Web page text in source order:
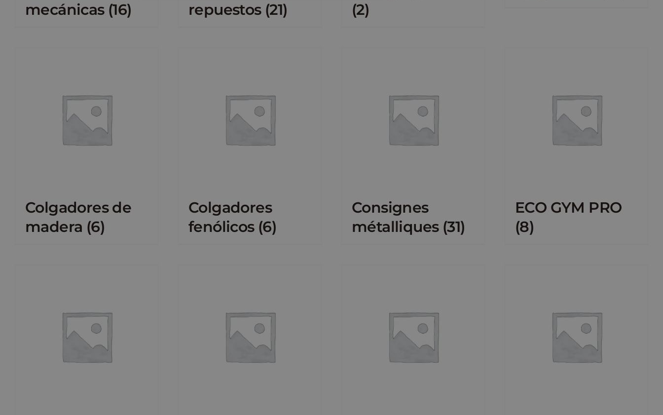
mecánicas (16)
repuestos (21)
(2)
Colgadores de
madera (6)
Colgadores
fenólicos (6)
Consignes
métalliques (31)
ECO GYM PRO
(8)